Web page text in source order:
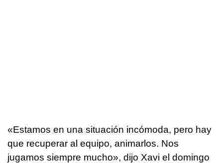
«Estamos en una situación incómoda, pero hay
que recuperar al equipo, animarlos. Nos
jugamos siempre mucho», dijo Xavi el domingo